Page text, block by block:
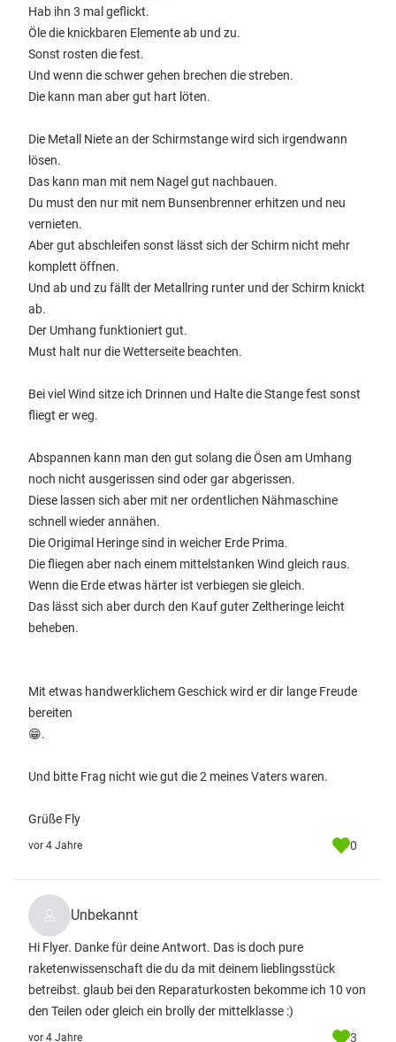
Hab ihn 3 mal geflickt.
Öle die knickbaren Elemente ab und zu.
Sonst rosten die fest.
Und wenn die schwer gehen brechen die streben.
Die kann man aber gut hart löten.
Die Metall Niete an der Schirmstange wird sich irgendwann
lösen.
Das kann man mit nem Nagel gut nachbauen.
Du must den nur mit nem Bunsenbrenner erhitzen und neu
vernieten.
Aber gut abschleifen sonst lässt sich der Schirm nicht mehr
komplett öffnen.
Und ab und zu fällt der Metallring runter und der Schirm knickt
ab.
Der Umhang funktioniert gut.
Must halt nur die Wetterseite beachten.
Bei viel Wind sitze ich Drinnen und Halte die Stange fest sonst
fliegt er weg.
Abspannen kann man den gut solang die Ösen am Umhang
noch nicht ausgerissen sind oder gar abgerissen.
Diese lassen sich aber mit ner ordentlichen Nähmaschine
schnell wieder annähen.
Die Origimal Heringe sind in weicher Erde Prima.
Die fliegen aber nach einem mittelstanken Wind gleich raus.
Wenn die Erde etwas härter ist verbiegen sie gleich.
Das lässt sich aber durch den Kauf guter Zeltheringe leicht
beheben.
Mit etwas handwerklichem Geschick wird er dir lange Freude
bereiten
😁.
Und bitte Frag nicht wie gut die 2 meines Vaters waren.
Grüße Fly
vor 4 Jahre 0
Unbekannt
Hi Flyer. Danke für deine Antwort. Das is doch pure
raketenwissenschaft die du da mit deinem lieblingsstück
betreibst. glaub bei den Reparaturkosten bekomme ich 10 von
den Teilen oder gleich ein brolly der mittelklasse :)
vor 4 Jahre 3